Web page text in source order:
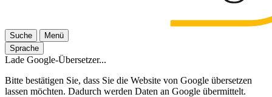
Suche
Menü
Sprache
Lade Google-Übersetzer...
Bitte bestätigen Sie, dass Sie die Website von Google übersetzen
lassen möchten. Dadurch werden Daten an Google übermittelt.